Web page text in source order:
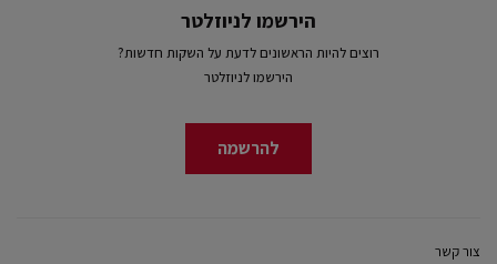
הירשמו לניוזלטר
רוצים להיות הראשונים לדעת על השקות חדשות?
הירשמו לניוזלטר
להרשמה
צור קשר